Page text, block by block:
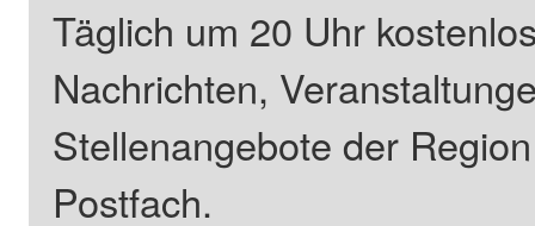
Täglich um 20 Uhr
Nachrichten,
Stellenangebote der
Postfach.